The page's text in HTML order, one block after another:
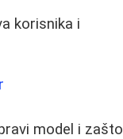
korisnika i
model i zašto